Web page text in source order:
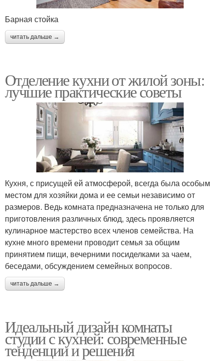
Барная стойка
читать дальше →
Отделение кухни от жилой зоны:
лучшие практические советы
Кухня, с присущей ей атмосферой, всегда была особым
местом для хозяйки дома и ее семьи независимо от
размеров. Ведь комната предназначена не только для
приготовления различных блюд, здесь проявляется
кулинарное мастерство всех членов семейства. На
кухне много времени проводит семья за общим
принятием пищи, вечерними посиделками за чаем,
беседами, обсуждением семейных вопросов.
читать дальше →
Идеальный дизайн комнаты
студии с кухней: современные
тенденции и решения